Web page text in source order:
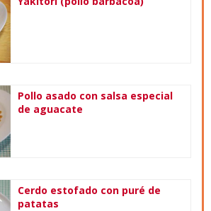
Pollo asado con salsa especial
de aguacate
Cerdo estofado con puré de
patatas